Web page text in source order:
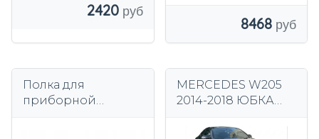
2420
8468
Полка для
приборной
MERCEDES W205
2014-2018 ЮБКА
БАМПЕРА AMG